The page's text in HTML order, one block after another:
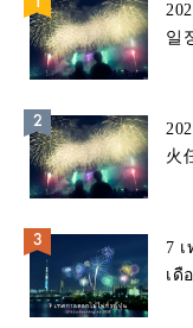
일
火
7
เดื